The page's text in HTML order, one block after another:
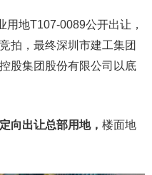
地T107-0089公开出让，
拍，最终深圳市建工集团
股集团股份有限公司以底
向出让总部用地， 楼面地